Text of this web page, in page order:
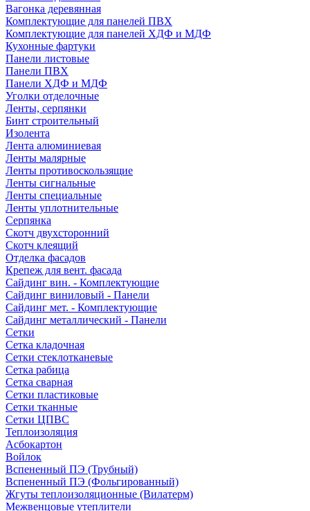
Вагонка деревянная
Комплектующие для панелей ПВХ
Комплектующие для панелей ХДФ и МДФ
Кухонные фартуки
Панели листовые
Панели ПВХ
Панели ХДФ и МДФ
Уголки отделочные
Ленты, серпянки
Бинт строительный
Изолента
Лента алюминиевая
Ленты малярные
Ленты противоскользящие
Ленты сигнальные
Ленты специальные
Ленты уплотнительные
Серпянка
Скотч двухсторонний
Скотч клеящий
Отделка фасадов
Крепеж для вент. фасада
Сайдинг вин. - Комплектующие
Сайдинг виниловый - Панели
Сайдинг мет. - Комплектующие
Сайдинг металлический - Панели
Сетки
Сетка кладочная
Сетки стеклотканевые
Сетка рабица
Сетка сварная
Сетки пластиковые
Сетки тканные
Сетки ЦПВС
Теплоизоляция
Асбокартон
Войлок
Вспененный ПЭ (Трубный)
Вспененный ПЭ (Фольгированный)
Жгуты теплоизоляционные (Вилатерм)
Межвенцовые утеплители